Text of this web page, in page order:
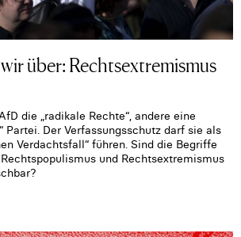
über: Rechtsextremismus
die „radikale Rechte“, andere eine
Partei. Der Verfassungsschutz darf sie als
Verdachtsfall“ führen. Sind die Begriffe
und Rechtsextremismus